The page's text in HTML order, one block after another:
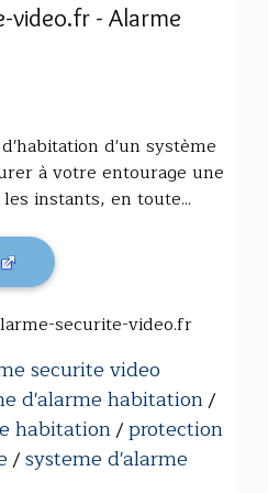
video.fr - Alarme
d'un système
à votre entourage une
instants, en toute...
securite-video.fr
securite video
d'alarme habitation/
habitation/protection
/systeme d'alarme